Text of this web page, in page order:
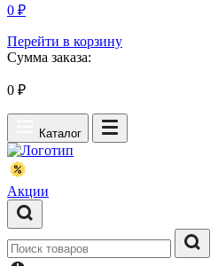
0 ₽
Перейти в корзину
Сумма заказа:
0 ₽
Каталог
Акции